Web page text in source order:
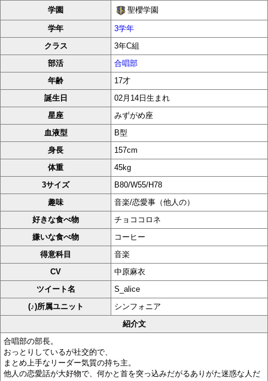
学園 聖櫻学園
学年
3学年
クラス
3年C組
部活
合唱部
年齢
17才
誕生日
02月14日生まれ
星座
みずがめ座
血液型
B型
身長
157cm
体重
45kg
3サイズ
B80/W55/H78
趣味
音楽/恋愛事（他人の）
好きな食べ物
チョココロネ
嫌いな食べ物
コーヒー
得意科目
音楽
CV
中原麻衣
ツイート名
S_alice
(♪)所属ユニット
シンフォニア
紹介文
合唱部の部長。
おっとりしているが社交的で、
まとめ上手なリーダー気質の持ち主。
他人の恋愛話が大好物で、何かと首を突っ込みだがるありがた迷惑な人だ